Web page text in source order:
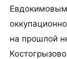
на прошлой
Костогрызово.